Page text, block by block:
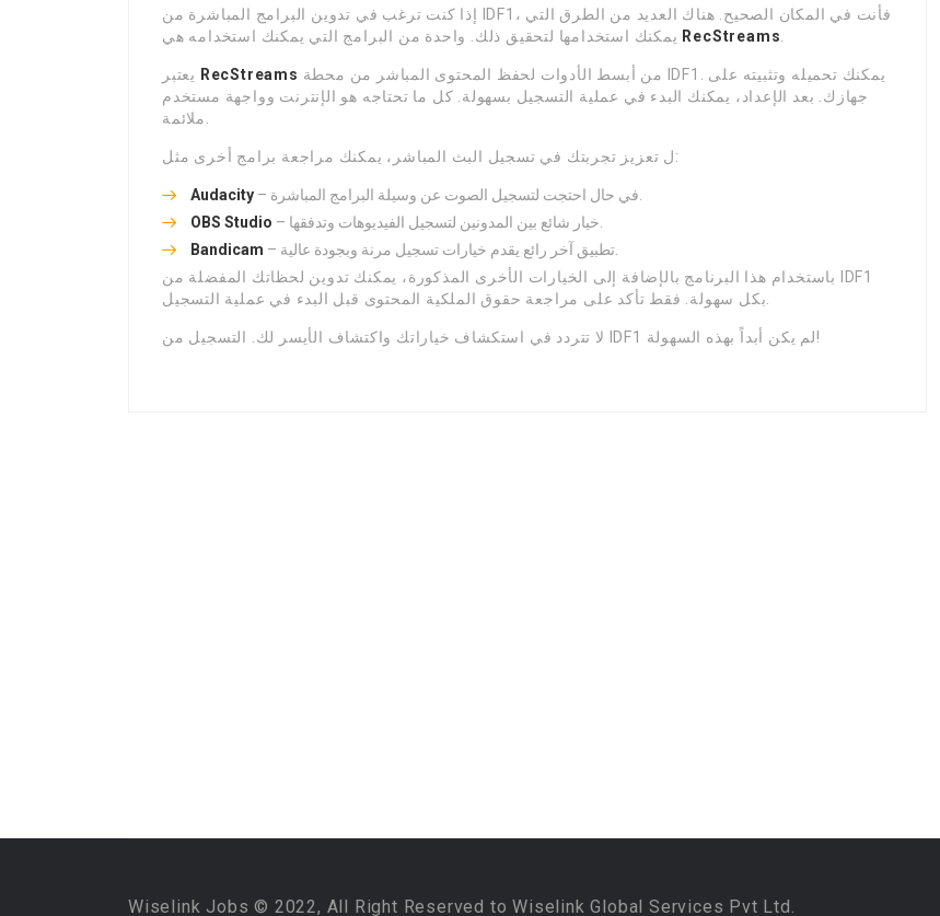
إذا كنت ترغب في تدوين البرامج المباشرة من IDF1، فأنت في المكان الصحيح. هناك العديد من الطرق التي
RecStreams
RecStreams
جهازك. بعد الإعداد، يمكنك البدء في عملية التسجيل بسهولة. كل ما تحتاجه هو الإنترنت وواجهة مستخدم
ل تعزيز تجربتك في تسجيل البث المباشر، يمكنك مراجعة برامج أخرى مثل:
Audacity
OBS Studio
Bandicam
باستخدام هذا البرنامج بالإضافة إلى الخيارات الأخرى المذكورة، يمكنك تدوين لحظاتك المفضلة من IDF1
لا تتردد في استكشاف خياراتك واكتشاف الأيسر لك. التسجيل من IDF1 لم يكن أبداً بهذه السهولة!
Wiselink Jobs © 2022, All Right Reserved to Wiselink Global Services Pvt Ltd.